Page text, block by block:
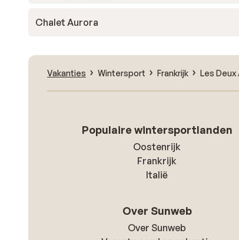
Chalet Aurora
Vakanties Wintersport Frankrijk Les Deux
Populaire wintersportlanden
Oostenrijk
Frankrijk
Italië
Over Sunweb
Over Sunweb